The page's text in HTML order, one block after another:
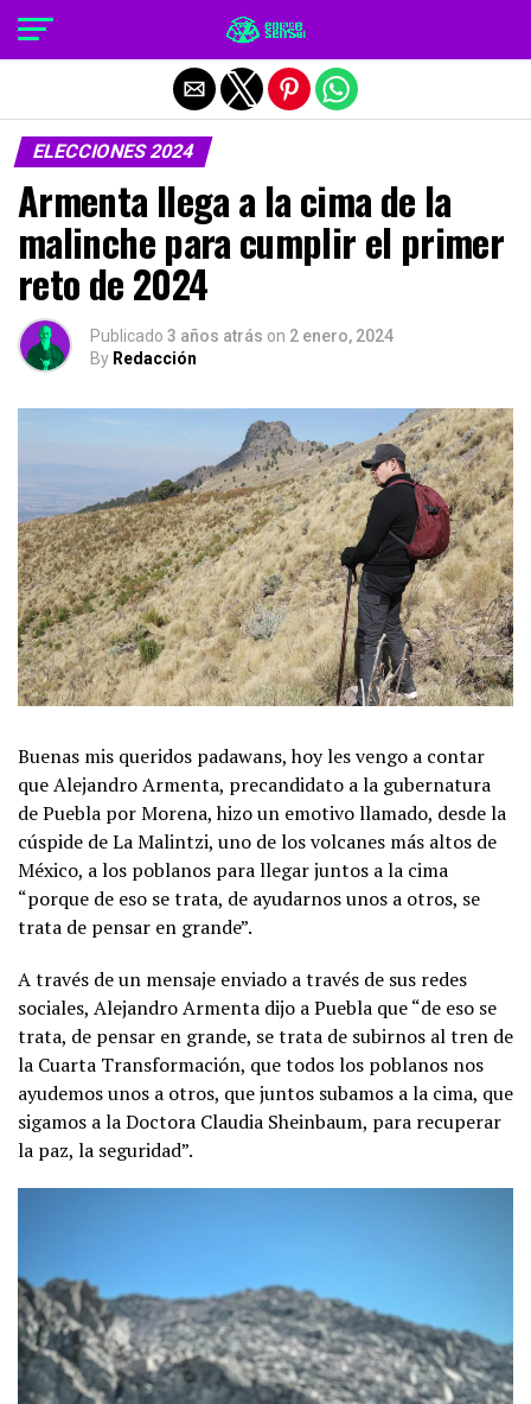
ELECCIONES 2024
Armenta llega a la cima de la
malinche para cumplir el primer
reto de 2024
Publicado 3 años atrás on 2 enero, 2024
By Redacción
Buenas mis queridos padawans, hoy les vengo a contar
que Alejandro Armenta, precandidato a la gubernatura
de Puebla por Morena, hizo un emotivo llamado, desde la
cúspide de La Malintzi, uno de los volcanes más altos de
México, a los poblanos para llegar juntos a la cima
“porque de eso se trata, de ayudarnos unos a otros, se
trata de pensar en grande”.
A través de un mensaje enviado a través de sus redes
sociales, Alejandro Armenta dijo a Puebla que “de eso se
trata, de pensar en grande, se trata de subirnos al tren de
la Cuarta Transformación, que todos los poblanos nos
ayudemos unos a otros, que juntos subamos a la cima, que
sigamos a la Doctora Claudia Sheinbaum, para recuperar
la paz, la seguridad”.
Salir de la versión móvil